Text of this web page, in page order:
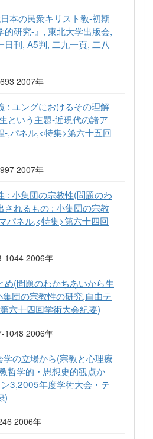
本の民衆キリスト教-初期
的研究-』, 東北大学出版会,
日刊, A5判, 二九一頁, 二八
2007年
: ユングにおけるその理解
という主題-近現代の諸ア
-,パネル,<特集>第六十五回
2007年
: 小集団の宗教性(問題のわ
されるもの : 小集団の宗教
パネル,<特集>第六十四回
1044 2006年
め(問題のわかちあいから生
団の宗教性の研究,自由テ
六十四回学術大会紀要)
1048 2006年
の立場から(宗教と心理療
哲学的・思想史的観点か
3,2005年度学術大会・テ
)
2006年